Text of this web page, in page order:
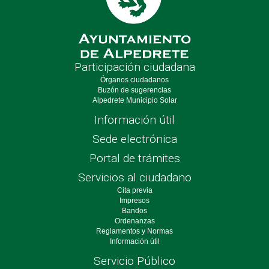
Participación ciudadana
Órganos ciudadanos
Buzón de sugerencias
Alpedrete Municipio Solar
Información útil
Sede electrónica
Portal de trámites
Servicios al ciudadano
Cita previa
Impresos
Bandos
Ordenanzas
Reglamentos y Normas
Información útil
Servicio Público